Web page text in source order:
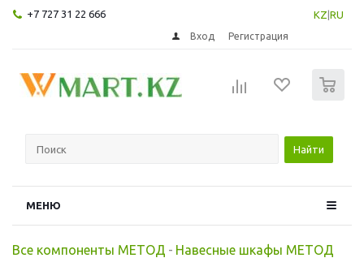
+7 727 31 22 666 KZ RU
Вход Регистрация
Найти
МЕНЮ
Все компоненты МЕТОД - Навесные шкафы МЕТОД